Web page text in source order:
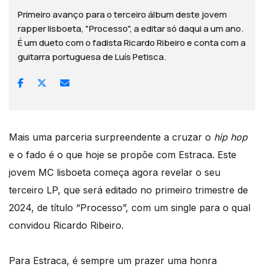
Primeiro avanço para o terceiro álbum deste jovem
rapper lisboeta, "Processo", a editar só daqui a um ano.
É um dueto com o fadista Ricardo Ribeiro e conta com a
guitarra portuguesa de Luís Petisca.
Mais uma parceria surpreendente a cruzar o hip hop
e o fado é o que hoje se propõe com Estraca. Este
jovem MC lisboeta começa agora revelar o seu
terceiro LP, que será editado no primeiro trimestre de
2024, de título “Processo”, com um single para o qual
convidou Ricardo Ribeiro.
Para Estraca, é sempre um prazer uma honra